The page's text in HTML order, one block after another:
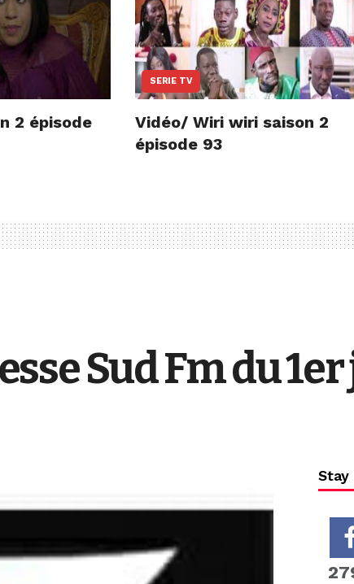
2 épisode
SERIE TV
Vidéo/ Wiri wiri saison 2
épisode 93
Sud Fm du
Stay